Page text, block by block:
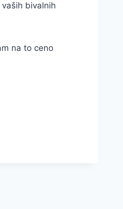
bivalnih
na to ceno